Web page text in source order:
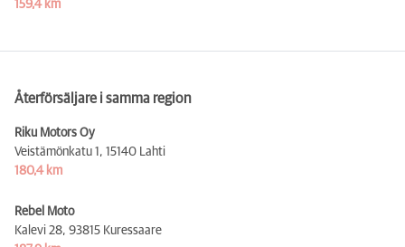
159,4 km
Återförsäljare i samma region
Riku Motors Oy
Veistämönkatu 1, 15140 Lahti
180,4 km
Rebel Moto
Kalevi 28, 93815 Kuressaare